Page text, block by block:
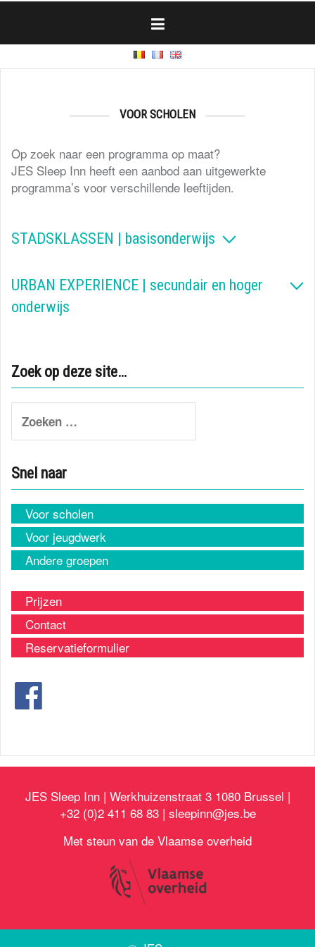
content
VOOR SCHOLEN
Op zoek naar een programma op maat?
JES Sleep Inn heeft een aanbod aan uitgewerkte
programma’s voor verschillende leeftijden.
STADSKLASSEN | basisonderwijs
URBAN EXPERIENCE | secundair en hoger
onderwijs
Zoek op deze site…
for:
Snel naar
Voor scholen
Voor jeugdwerk
Andere groepen
Prijzen
Contact
Reservatieformulier
JES Sleep Inn | Werkhuizenstraat 3 1080 Brussel |
+32 (0)2 411 68 83 | sleepinn@jes.be
Met steun van de Vlaamse overheid